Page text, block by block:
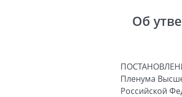
Об
Пленума
Российской